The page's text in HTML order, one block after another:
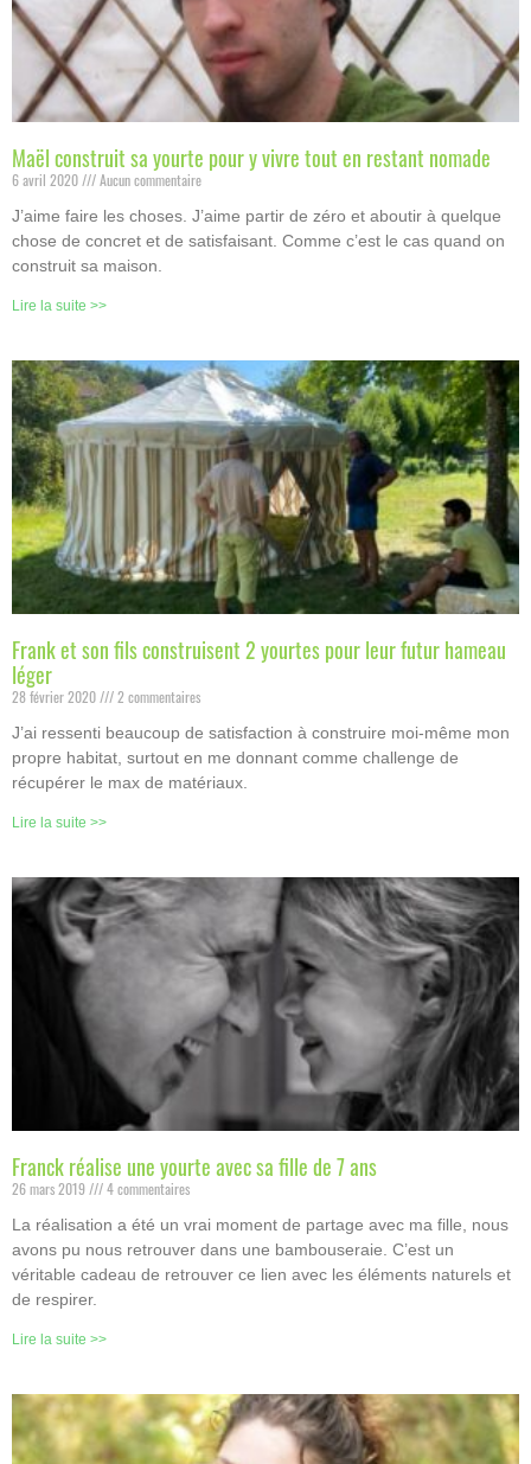
Maël construit sa yourte pour y vivre tout en restant nomade
6 avril 2020 Aucun commentaire
J’aime faire les choses. J’aime partir de zéro et aboutir à quelque
chose de concret et de satisfaisant. Comme c’est le cas quand on
construit sa maison.
Lire la suite >>
Frank et son fils construisent 2 yourtes pour leur futur hameau
léger
28 février 2020 2 commentaires
J’ai ressenti beaucoup de satisfaction à construire moi-même mon
propre habitat, surtout en me donnant comme challenge de
récupérer le max de matériaux.
Lire la suite >>
Franck réalise une yourte avec sa fille de 7 ans
26 mars 2019 4 commentaires
La réalisation a été un vrai moment de partage avec ma fille, nous
avons pu nous retrouver dans une bambouseraie. C’est un
véritable cadeau de retrouver ce lien avec les éléments naturels et
de respirer.
Lire la suite >>